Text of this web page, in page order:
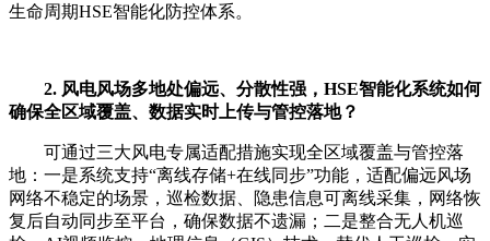
生命周期HSE智能化防控体系。
2. 风电风场多地处偏远、分散性强，HSE智能化系统如何
确保全区域覆盖、数据实时上传与管控落地？
可通过三大风电专属适配措施实现全区域覆盖与管控落
地：一是系统支持“离线存储+在线同步”功能，适配偏远风场
网络不稳定的场景，巡检数据、隐患信息可离线采集，网络恢
复后自动同步至平台，确保数据不遗漏；二是整合无人机巡